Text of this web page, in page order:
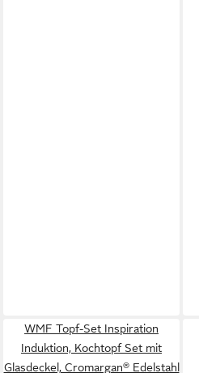
WMF Topf-Set Inspiration
Induktion, Kochtopf Set mit
Glasdeckel, Cromargan® Edelstahl